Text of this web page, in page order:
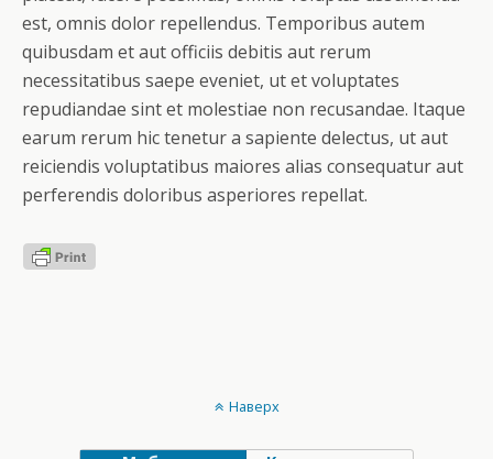
est, omnis dolor repellendus. Temporibus autem
quibusdam et aut officiis debitis aut rerum
necessitatibus saepe eveniet, ut et voluptates
repudiandae sint et molestiae non recusandae. Itaque
earum rerum hic tenetur a sapiente delectus, ut aut
reiciendis voluptatibus maiores alias consequatur aut
perferendis doloribus asperiores repellat.
Наверх